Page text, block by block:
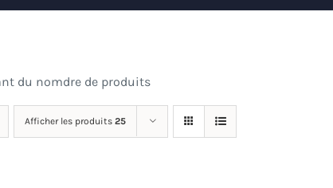
du nomdre de produits
Afficher les produits 25